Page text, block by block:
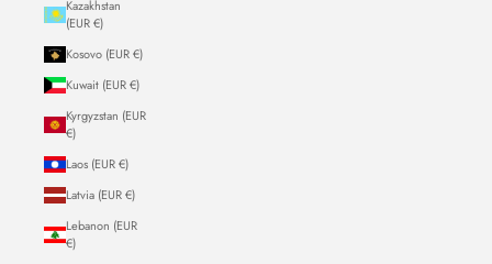
Kazakhstan
(EUR €)
Kosovo (EUR €)
Kuwait (EUR €)
Kyrgyzstan (EUR
€)
Laos (EUR €)
Latvia (EUR €)
Lebanon (EUR
€)